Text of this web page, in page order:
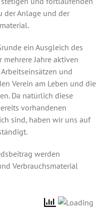
der Anlage und der
ein Ausgleich des
Jahre aktiven
und
Verein am Leben und die
Da natürlich diese
vorhandenen
sind, haben wir uns auf
werden
Verbrauchsmaterial